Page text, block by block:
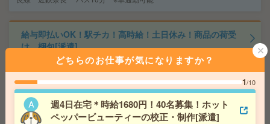
給与即払いOK！駅チカ！高時給！土日休み！商品の荷受
け、梱包[派遣]
給 与
交通費 交通費支給有り
勤務地 淀屋橋駅～徒歩3分
気になる!
どちらのお仕事が気になりますか？
1/10
週4日在宅＊時給1680円！40名募集！ホット
ペッパービューティーの校正・制作[派遣]